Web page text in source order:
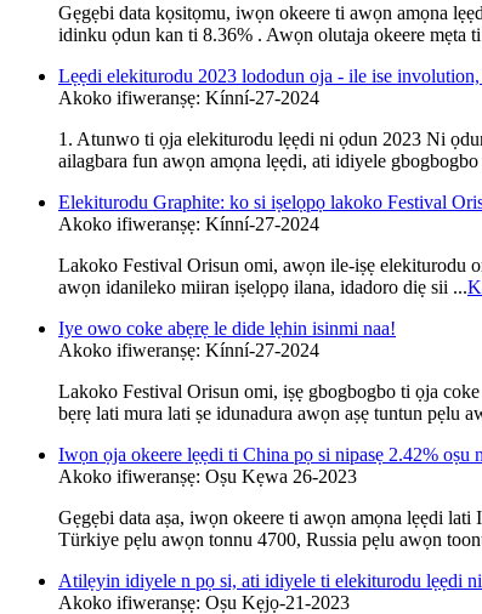
Gẹgẹbi data kọsitọmu, iwọn okeere ti awọn amọna
idinku ọdun kan ti 8.36% . Awọn olutaja okeere mẹta
Lẹẹdi elekiturodu 2023 lododun oja - ile ise
Akoko ifiweranṣẹ: Kínní-27-2024
1. Atunwo ti ọja elekiturodu lẹẹdi ni ọdun 2023 Ni
ailagbara fun awọn amọna lẹẹdi, ati idiyele
Elekiturodu Graphite: ko si iṣelọpọ lakoko Festival
Akoko ifiweranṣẹ: Kínní-27-2024
Lakoko Festival Orisun omi, awọn ile-iṣẹ elekiturodu
awọn idanileko miiran iṣelọpọ ilana, idadoro diẹ sii ...
Iye owo coke abẹrẹ le dide lẹhin isinmi naa!
Akoko ifiweranṣẹ: Kínní-27-2024
Lakoko Festival Orisun omi, iṣẹ gbogbogbo ti ọja
bẹrẹ lati mura lati ṣe idunadura awọn aṣẹ tuntun pẹlu
Iwọn ọja okeere lẹẹdi ti China pọ si nipasẹ 2.42% oṣu
Akoko ifiweranṣẹ: Oṣu Kẹwa 26-2023
Gẹgẹbi data aṣa, iwọn okeere ti awọn amọna lẹẹdi
Türkiye pẹlu awọn tonnu 4700, Russia pẹlu awọn
Atilẹyin idiyele n pọ si, ati idiyele ti elekiturodu lẹẹdi
Akoko ifiweranṣẹ: Oṣu Kẹjọ-21-2023